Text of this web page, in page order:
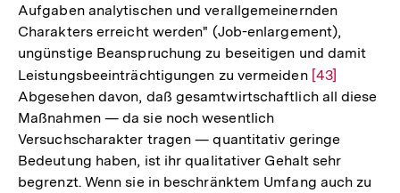
Aufgaben analytischen und verallgemeinernden
Charakters erreicht werden" (Job-enlargement),
ungünstige Beanspruchung zu beseitigen und damit
Leistungsbeeinträchtigungen zu vermeiden Zur
Auflösung
Fußnote
[43]
Abgesehen davon, daß gesamtwirtschaftlich all diese
Maßnahmen — da sie noch wesentlich
Versuchscharakter tragen — quantitativ geringe
Bedeutung haben, ist ihr qualitativer Gehalt sehr
begrenzt. Wenn sie in beschränktem Umfang auch zu